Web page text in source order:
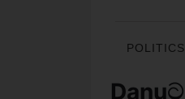
POLITICS